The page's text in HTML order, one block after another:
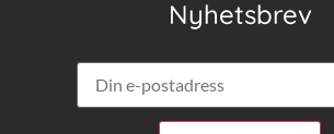
Nyhetsbrev